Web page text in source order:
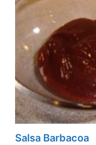
Salsa Barbacoa